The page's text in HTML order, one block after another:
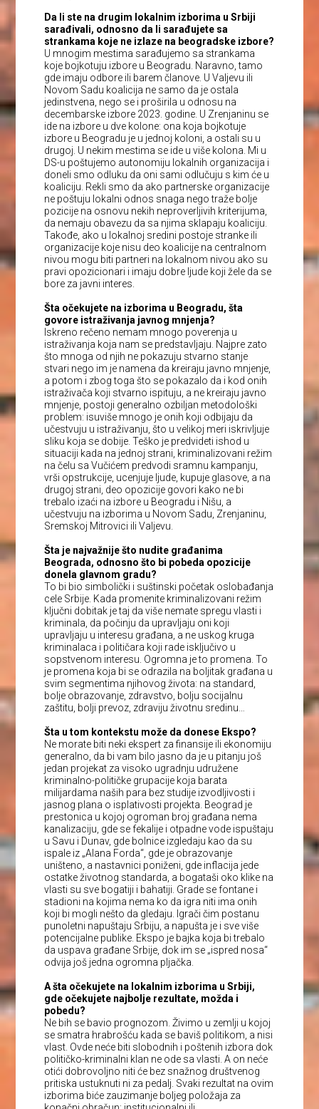
Da li ste na drugim lokalnim izborima u Srbiji
sarađivali, odnosno da li sarađujete sa
strankama koje ne izlaze na beogradske izbore?
U mnogim mestima sarađujemo sa strankama
koje bojkotuju izbore u Beogradu. Naravno, tamo
gde imaju odbore ili barem članove. U Valjevu ili
Novom Sadu koalicija ne samo da je ostala
jedinstvena, nego se i proširila u odnosu na
decembarske izbore 2023. godine. U Zrenjaninu se
ide na izbore u dve kolone: ona koja bojkotuje
izbore u Beogradu je u jednoj koloni, a ostali su u
drugoj. U nekim mestima se ide u više kolona. Mi u
DS-u poštujemo autonomiju lokalnih organizacija i
doneli smo odluku da oni sami odlučuju s kim će u
koaliciju. Rekli smo da ako partnerske organizacije
ne poštuju lokalni odnos snaga nego traže bolje
pozicije na osnovu nekih neproverljivih kriterijuma,
da nemaju obavezu da sa njima sklapaju koaliciju.
Takođe, ako u lokalnoj sredini postoje stranke ili
organizacije koje nisu deo koalicije na centralnom
nivou mogu biti partneri na lokalnom nivou ako su
pravi opozicionari i imaju dobre ljude koji žele da se
bore za javni interes.
Šta očekujete na izborima u Beogradu, šta
govore istraživanja javnog mnjenja?
Iskreno rečeno nemam mnogo poverenja u
istraživanja koja nam se predstavljaju. Najpre zato
što mnoga od njih ne pokazuju stvarno stanje
stvari nego im je namena da kreiraju javno mnjenje,
a potom i zbog toga što se pokazalo da i kod onih
istraživača koji stvarno ispituju, a ne kreiraju javno
mnjenje, postoji generalno ozbiljan metodološki
problem: isuviše mnogo je onih koji odbijaju da
učestvuju u istraživanju, što u velikoj meri iskrivljuje
sliku koja se dobije. Teško je predvideti ishod u
situaciji kada na jednoj strani, kriminalizovani režim
na čelu sa Vučićem predvodi sramnu kampanju,
vrši opstrukcije, ucenjuje ljude, kupuje glasove, a na
drugoj strani, deo opozicije govori kako ne bi
trebalo izaći na izbore u Beogradu i Nišu, a
učestvuju na izborima u Novom Sadu, Zrenjaninu,
Sremskoj Mitrovici ili Valjevu.
Šta je najvažnije što nudite građanima
Beograda, odnosno što bi pobeda opozicije
donela glavnom gradu?
To bi bio simbolički i suštinski početak oslobađanja
cele Srbije. Kada promenite kriminalizovani režim
ključni dobitak je taj da više nemate spregu vlasti i
kriminala, da počinju da upravljaju oni koji
upravljaju u interesu građana, a ne uskog kruga
kriminalaca i političara koji rade isključivo u
sopstvenom interesu. Ogromna je to promena. To
je promena koja bi se odrazila na boljitak građana u
svim segmentima njihovog života: na standard,
bolje obrazovanje, zdravstvo, bolju socijalnu
zaštitu, bolji prevoz, zdraviju životnu sredinu…
Šta u tom kontekstu može da donese Ekspo?
Ne morate biti neki ekspert za finansije ili ekonomiju
generalno, da bi vam bilo jasno da je u pitanju još
jedan projekat za visoko ugradnju udružene
kriminalno-političke grupacije koja barata
milijardama naših para bez studije izvodljivosti i
jasnog plana o isplativosti projekta. Beograd je
prestonica u kojoj ogroman broj građana nema
kanalizaciju, gde se fekalije i otpadne vode ispuštaju
u Savu i Dunav, gde bolnice izgledaju kao da su
ispale iz „Alana Forda“, gde je obrazovanje
uništeno, a nastavnici poniženi, gde inflacija jede
ostatke životnog standarda, a bogataši oko klike na
vlasti su sve bogatiji i bahatiji. Grade se fontane i
stadioni na kojima nema ko da igra niti ima onih
koji bi mogli nešto da gledaju. Igrači čim postanu
punoletni napuštaju Srbiju, a napušta je i sve više
potencijalne publike. Ekspo je bajka koja bi trebalo
da uspava građane Srbije, dok im se „ispred nosa“
odvija još jedna ogromna pljačka.
A šta očekujete na lokalnim izborima u Srbiji,
gde očekujete najbolje rezultate, možda i
pobedu?
Ne bih se bavio prognozom. Živimo u zemlji u kojoj
se smatra hrabrošću kada se baviš politikom, a nisi
vlast. Ovde neće biti slobodnih i poštenih izbora dok
političko-kriminalni klan ne ode sa vlasti. A on neće
otići dobrovoljno niti će bez snažnog društvenog
pritiska ustuknuti ni za pedalj. Svaki rezultat na ovim
izborima biće zauzimanje boljeg položaja za